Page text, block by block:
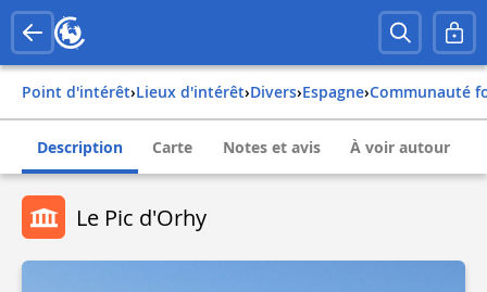
Point d'intérêt› Lieux d'intérêt› Divers› espagne› communauté
Description Carte Notes et avis À voir autour
Le Pic d'Orhy